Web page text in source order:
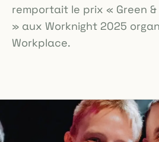
remportait le prix « Green
» aux Worknight 2025
Workplace.